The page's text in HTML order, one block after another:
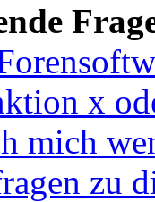
x
mich
zu